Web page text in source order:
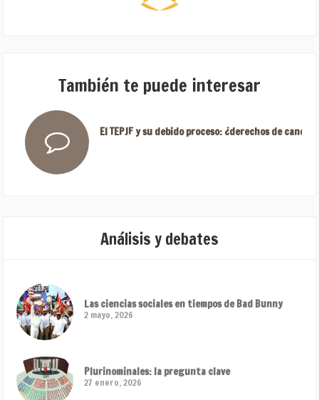
También te puede interesar
El TEPJF y su debido proceso: ¿derechos de
Análisis y debates
Las ciencias sociales en tiempos de Bad Bunny
2 mayo, 2026
Plurinominales: la pregunta clave
27 enero, 2026